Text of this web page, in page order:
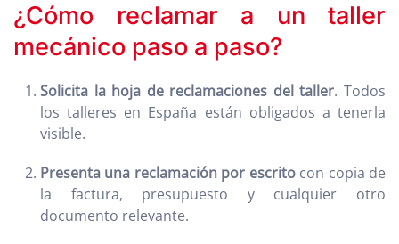
¿Cómo reclamar a un taller
mecánico paso a paso?
Solicita la hoja de reclamaciones del taller. Todos
los talleres en España están obligados a tenerla
visible.
Presenta una reclamación por escritocon copia de
la factura, presupuesto y cualquier otro
documento relevante.